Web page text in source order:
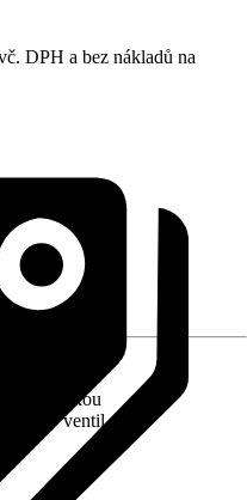
DPH a bez nákladů na
deskou
sítkový ventil